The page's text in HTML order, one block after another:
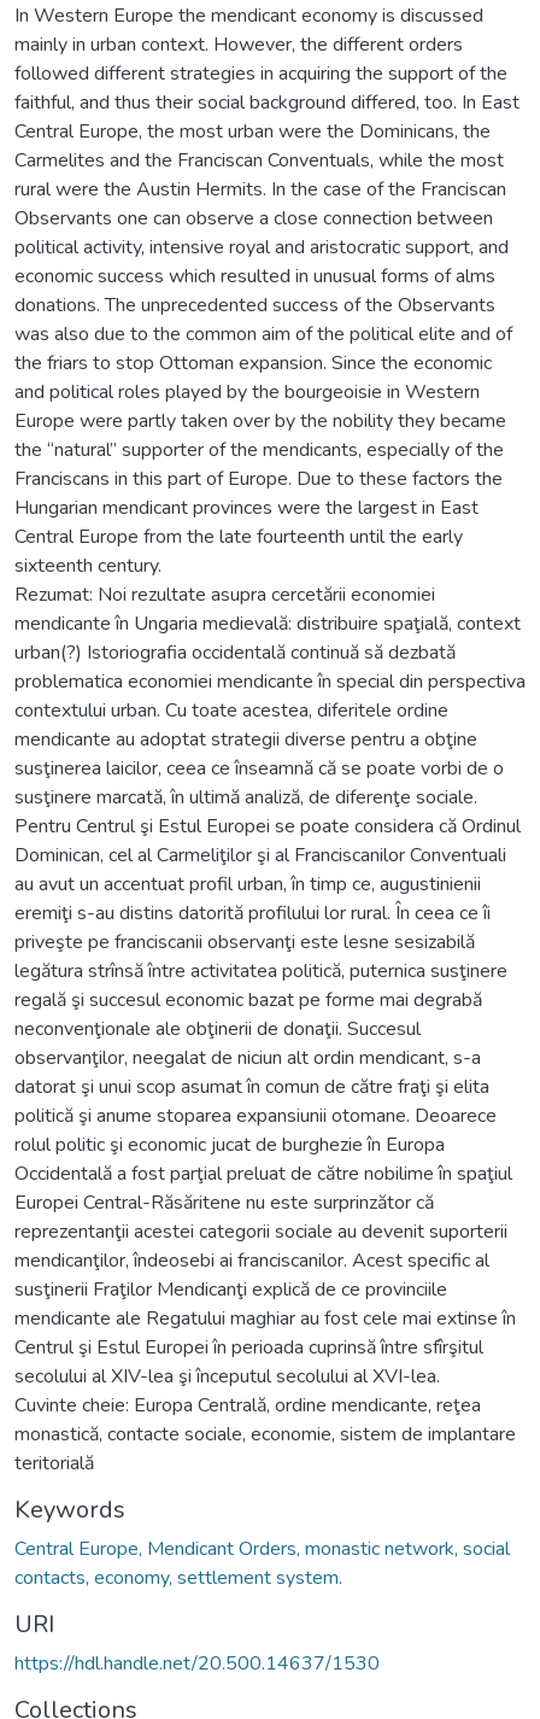
In Western Europe the mendicant economy is discussed
mainly in urban context. However, the different orders
followed different strategies in acquiring the support of the
faithful, and thus their social background differed, too. In East
Central Europe, the most urban were the Dominicans, the
Carmelites and the Franciscan Conventuals, while the most
rural were the Austin Hermits. In the case of the Franciscan
Observants one can observe a close connection between
political activity, intensive royal and aristocratic support, and
economic success which resulted in unusual forms of alms
donations. The unprecedented success of the Observants
was also due to the common aim of the political elite and of
the friars to stop Ottoman expansion. Since the economic
and political roles played by the bourgeoisie in Western
Europe were partly taken over by the nobility they became
the “natural” supporter of the mendicants, especially of the
Franciscans in this part of Europe. Due to these factors the
Hungarian mendicant provinces were the largest in East
Central Europe from the late fourteenth until the early
sixteenth century.
Rezumat: Noi rezultate asupra cercetării economiei
mendicante în Ungaria medievală: distribuire spaţială, context
urban(?) Istoriografia occidentală continuă să dezbată
problematica economiei mendicante în special din perspectiva
contextului urban. Cu toate acestea, diferitele ordine
mendicante au adoptat strategii diverse pentru a obţine
susţinerea laicilor, ceea ce înseamnă că se poate vorbi de o
susţinere marcată, în ultimă analiză, de diferenţe sociale.
Pentru Centrul şi Estul Europei se poate considera că Ordinul
Dominican, cel al Carmeliţilor şi al Franciscanilor Conventuali
au avut un accentuat profil urban, în timp ce, augustinienii
eremiţi s-au distins datorită profilului lor rural. În ceea ce îi
priveşte pe franciscanii observanţi este lesne sesizabilă
legătura strînsă între activitatea politică, puternica susţinere
regală şi succesul economic bazat pe forme mai degrabă
neconvenţionale ale obţinerii de donaţii. Succesul
observanţilor, neegalat de niciun alt ordin mendicant, s-a
datorat şi unui scop asumat în comun de către fraţi şi elita
politică şi anume stoparea expansiunii otomane. Deoarece
rolul politic şi economic jucat de burghezie în Europa
Occidentală a fost parţial preluat de către nobilime în spaţiul
Europei Central-Răsăritene nu este surprinzător că
reprezentanţii acestei categorii sociale au devenit suporterii
mendicanţilor, îndeosebi ai franciscanilor. Acest specific al
susţinerii Fraţilor Mendicanţi explică de ce provinciile
mendicante ale Regatului maghiar au fost cele mai extinse în
Centrul şi Estul Europei în perioada cuprinsă între sfîrşitul
secolului al XIV-lea şi începutul secolului al XVI-lea.
Cuvinte cheie: Europa Centrală, ordine mendicante, reţea
monastică, contacte sociale, economie, sistem de implantare
teritorială
Keywords
Central Europe, Mendicant Orders, monastic network, social
contacts, economy, settlement system.
URI
https://hdl.handle.net/20.500.14637/1530
Collections